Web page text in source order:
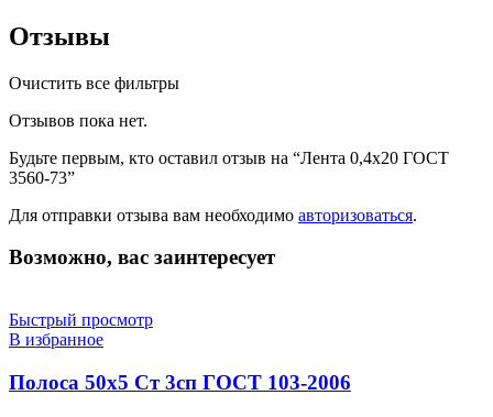
Отзывы
Очистить все фильтры
Отзывов пока нет.
Будьте первым, кто оставил отзыв на “Лента 0,4х20 ГОСТ
3560-73”
Для отправки отзыва вам необходимо авторизоваться.
Возможно, вас заинтересует
Быстрый просмотр
В избранное
Полоса 50х5 Ст 3сп ГОСТ 103-2006